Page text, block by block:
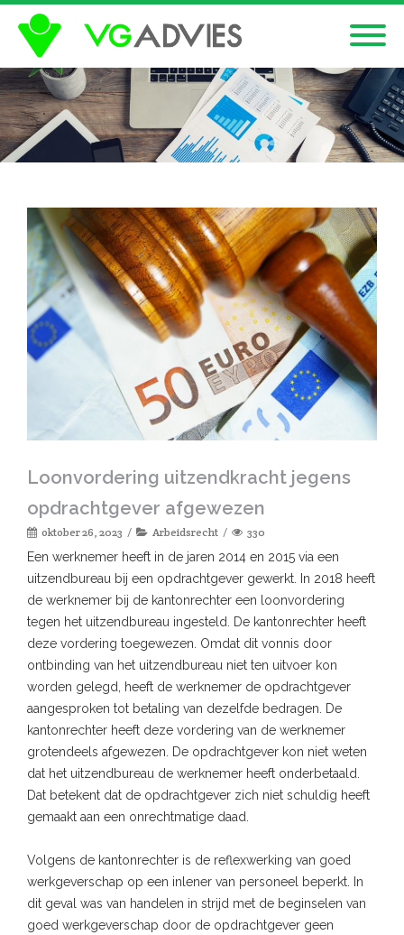
Loonvordering uitzendkracht jegens
opdrachtgever afgewezen
oktober 26, 2023 Arbeidsrecht 330
Een werknemer heeft in de jaren 2014 en 2015 via een
uitzendbureau bij een opdrachtgever gewerkt. In 2018 heeft
de werknemer bij de kantonrechter een loonvordering
tegen het uitzendbureau ingesteld. De kantonrechter heeft
deze vordering toegewezen. Omdat dit vonnis door
ontbinding van het uitzendbureau niet ten uitvoer kon
worden gelegd, heeft de werknemer de opdrachtgever
aangesproken tot betaling van dezelfde bedragen. De
kantonrechter heeft deze vordering van de werknemer
grotendeels afgewezen. De opdrachtgever kon niet weten
dat het uitzendbureau de werknemer heeft onderbetaald.
Dat betekent dat de opdrachtgever zich niet schuldig heeft
gemaakt aan een onrechtmatige daad.
Volgens de kantonrechter is de reflexwerking van goed
werkgeverschap op een inlener van personeel beperkt. In
dit geval was van handelen in strijd met de beginselen van
goed werkgeverschap door de opdrachtgever geen